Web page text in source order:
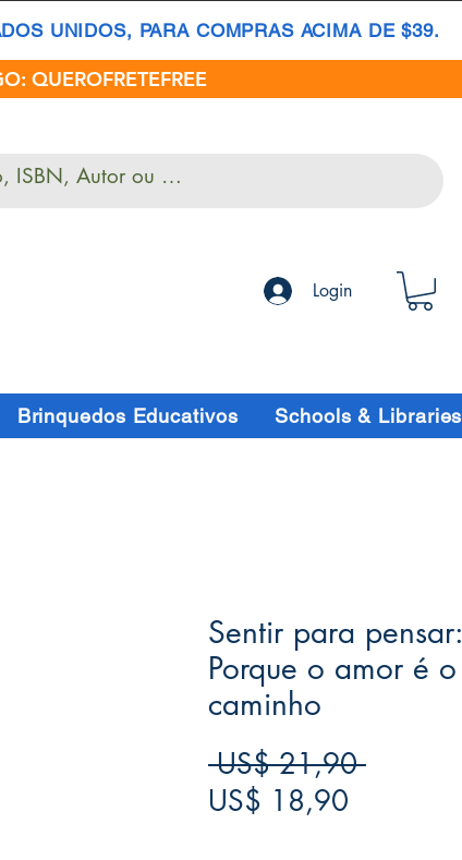
UNIDOS, PARA COMPRAS ACIMA DE $39.
QUEROFRETEFREE
Login
Brinquedos Educativos Schools & Libraries
Sentir para pensar:
Porque o amor é o
caminho
US$ 21,90 Preço
US$ 18,90